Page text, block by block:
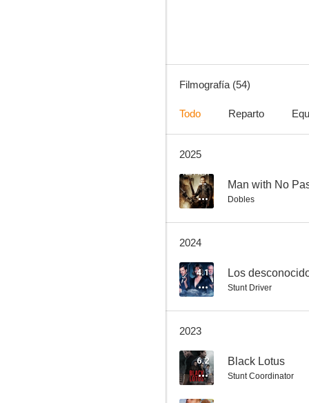
6.7
Filmografía (54)
Todo Reparto
2025
-- Man with No
Dobles
2024
4.1 Los
Stunt Driver
2023
6.2 Black Lotus
Stunt Coordinator